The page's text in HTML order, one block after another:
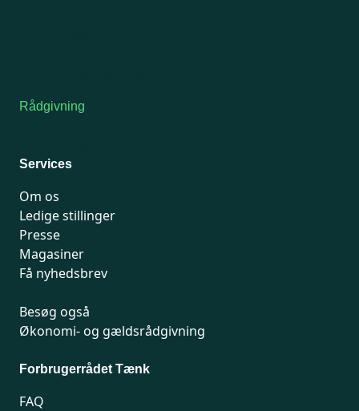
Rådgivning
Services
Om os
Ledige stillinger
Presse
Magasiner
Få nyhedsbrev
Besøg også
Økonomi- og gældsrådgivning
Forbrugerrådet Tænk
FAQ